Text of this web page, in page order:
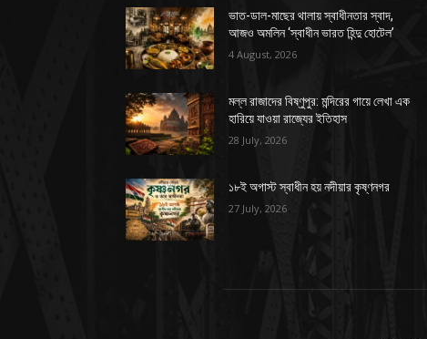
ভাত-ডাল-মাছের থালায় স্বাধীনতার স্বাদ,
আজও অমলিন ‘স্বাধীন ভারত হিন্দু হোটেল’
4 August, 2026
মল্ল রাজাদের বিষ্ণুপুর: মন্দিরের গায়ে লেখা এক
হারিয়ে যাওয়া রাজ্যের ইতিহাস
28 July, 2026
১৮ই অগাস্ট স্বাধীন হয় নদীয়ার কৃষ্ণনগর
27 July, 2026